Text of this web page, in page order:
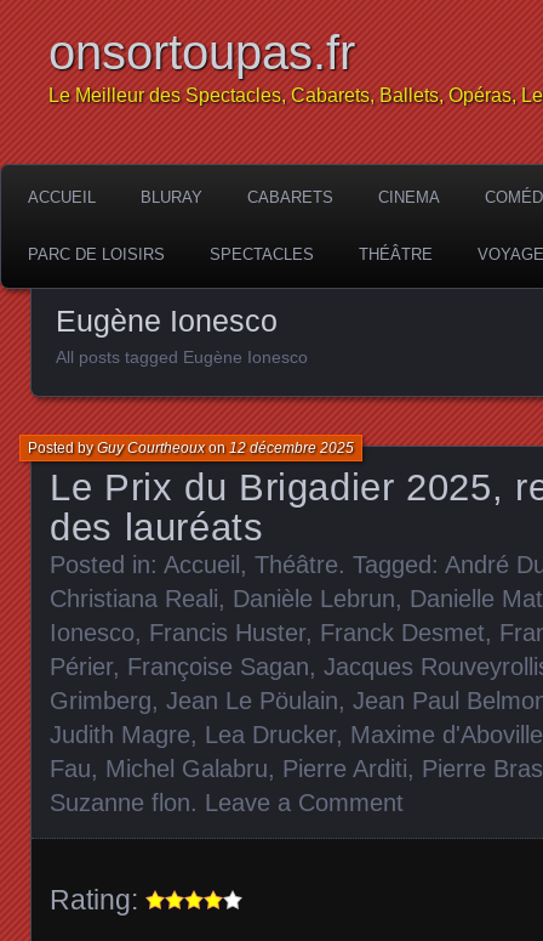
onsortoupas.fr
Le Meilleur des Spectacles, Cabarets, Ballets, Opéras,
ACCUEIL BLURAY CABARETS CINEMA
PARC DE LOISIRS SPECTACLES THÉÂTRE
Eugène Ionesco
All posts tagged Eugène Ionesco
Le Prix du Brigadier 2025,
des lauréats
Posted byGuy Courtheouxon 12 décembre 2025
Posted in: Accueil, Théâtre. Tagged: André
Christiana Reali, Danièle Lebrun, Danielle
Ionesco, Francis Huster, Franck Desmet,
Périer, Françoise Sagan, Jacques
Grimberg, Jean Le Pöulain, Jean Paul
Judith Magre, Lea Drucker, Maxime d'Aboville
Fau, Michel Galabru, Pierre Arditi, Pierre
Suzanne flon. Leave a Comment
Rating: